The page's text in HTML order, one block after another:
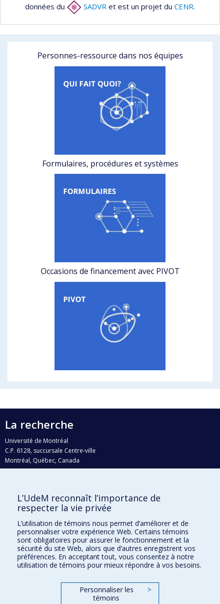
données du
SADVR et est un projet du CENR.
Personnes-ressource dans nos équipes
Formulaires, procédures et systèmes
Occasions de financement avec PIVOT
La recherche
Université de Montréal
C.P. 6128, succursale Centre-ville
Montréal, Québec, Canada
H3C 3J7
Qui fait quoi?
Nous trouver
Plan du site
Accessibilité
L’UdeM reconnaît l’importance de
respecter la vie privée
L’utilisation de témoins nous permet d’améliorer et de
personnaliser votre expérience Web. Certains témoins
sont obligatoires pour assurer le fonctionnement et la
sécurité du site Web, alors que d’autres enregistrent vos
préférences. En acceptant tout, vous consentez à notre
utilisation de témoins pour mieux répondre à vos besoins.
Personnaliser les
témoins
>